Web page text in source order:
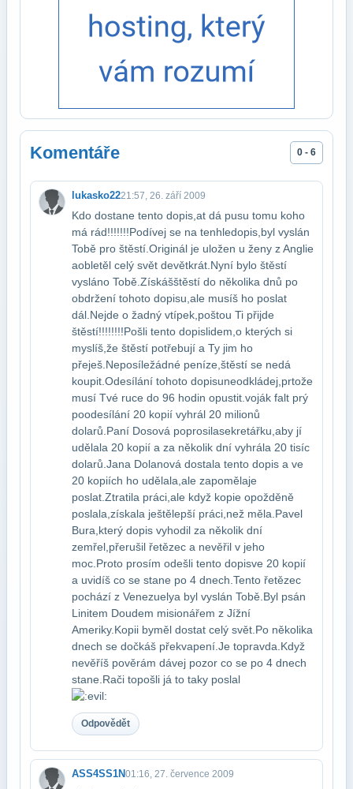
Komentáře 0 - 6
lukasko2221:57, 26. září 2009
Kdo dostane tento dopis,at dá pusu tomu koho
má rád!!!!!!!Podívej se na tenhle​dopis,byl vyslán
Tobě pro štěstí.Originál je uložen u ženy z Anglie
a​obletěl celý svět devětkrát.Nyní bylo štěstí
vysláno Tobě.Získáš​štěstí do několika dnů po
obdržení tohoto dopisu,ale musíš ho poslat​
dál.Nejde o žadný vtípek,poštou Ti přijde
štěstí!!!!!!!!Pošli tento dopis​lidem,o kterých si
myslíš,že štěstí potřebují a Ty jim ho
přeješ.Neposíle​žádné peníze,štěstí se nedá
koupit.Odesílání tohoto dopisu​neodkládej,prtože
musí Tvé ruce do 96 hodin opustit.voják falt prý
po​odesílání 20 kopií vyhrál 20 milionů
dolarů.Paní Dosová poprosila​sekretářku,aby jí
udělala 20 kopií a za několik dní vyhrála 20 tisíc​
dolarů.Jana Dolanová dostala tento dopis a ve
20 kopiích ho udělala,ale zapoměla​je
poslat.Ztratila práci,ale když kopie opožděně
poslala,získala ještě​lepší práci,než měla.Pavel
Bura,který dopis vyhodil za několik dní​
zemřel,přerušil řetězec a nevěřil v jeho
moc.Proto prosím odešli tento dopis​ve 20 kopií
a uvidíš co se stane po 4 dnech.Tento řetězec
pochází z Venezuely​a byl vyslán Tobě.Byl psán
Linitem Doudem misionářem z Jížní
Ameriky.Kopii by​měl dostat celý svět.Po několika
dnech se dočkáš překvapení.Je to​pravda.Když
nevěříš pověrám dávej pozor co se po 4 dnech
stane.Rači to​pošli já to taky poslal
Odpovědět
ASS4SS1N01:16, 27. července 2009